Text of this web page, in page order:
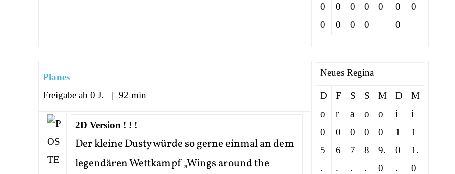
0
0
0
0
0
0
0
0
0
0
0
0
Planes
Freigabe ab 0 J. | 92 min
Neues Regina
D
o
0
5
.
F
r
0
6
.
S
a
0
7
.
S
o
0
8
.
M
o
0
9.
0
D
i
1
0
.
M
i
1
1.
0
2D Version ! ! !
Der kleine Dusty würde so gerne einmal an dem
legendären Wettkampf „Wings around the